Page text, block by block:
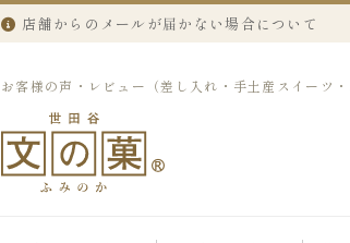
店舗からのメールが届かない場合について
お客様の声・レビュー（差し入れ・手土産スイーツ・